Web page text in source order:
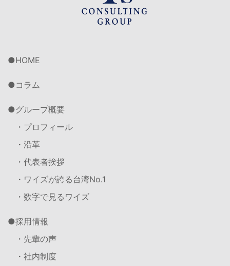
HOME
コラム
グループ概要
・プロフィール
・沿革
・代表者挨拶
・ワイズが誇る台湾No.1
・数字で見るワイズ
採用情報
・先輩の声
・社内制度